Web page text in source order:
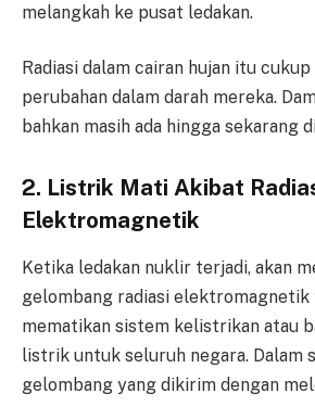
melangkah ke pusat ledakan.
Radiasi dalam cairan hujan itu
perubahan dalam darah mereka.
bahkan masih ada hingga sekarang
2. Listrik Mati Akibat
Elektromagnetik
Ketika ledakan nuklir terjadi, akan
gelombang radiasi elektromagnetik
mematikan sistem kelistrikan atau
listrik untuk seluruh negara. Dalam
gelombang yang dikirim dengan